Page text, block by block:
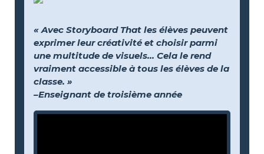
« Avec Storyboard That les élèves peuvent
exprimer leur créativité et choisir parmi
une multitude de visuels… Cela le rend
vraiment accessible à tous les élèves de la
classe. »
–Enseignant de troisième année